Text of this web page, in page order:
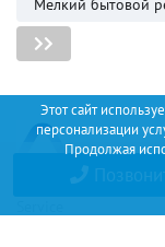
Этот сайт
персонализации
Продолжая
Мелкий бытовой
Discount